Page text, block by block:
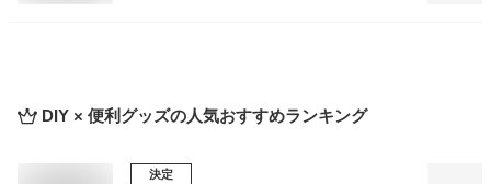
DIY × 便利グッズの人気おすすめランキング
決定